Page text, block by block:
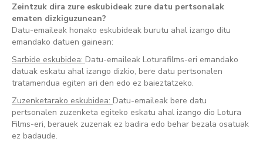
Zeintzuk dira zure eskubideak zure datu pertsonalak
ematen dizkiguzunean?
Datu-emaileak honako eskubideak burutu ahal izango ditu
emandako datuen gainean:
Sarbide eskubidea: Datu-emaileak Loturafilms-eri emandako
datuak eskatu ahal izango dizkio, bere datu pertsonalen
tratamendua egiten ari den edo ez baieztatzeko.
Zuzenketarako eskubidea: Datu-emaileak bere datu
pertsonalen zuzenketa egiteko eskatu ahal izango dio Lotura
Films-eri, berauek zuzenak ez badira edo behar bezala osatuak
ez badaude.